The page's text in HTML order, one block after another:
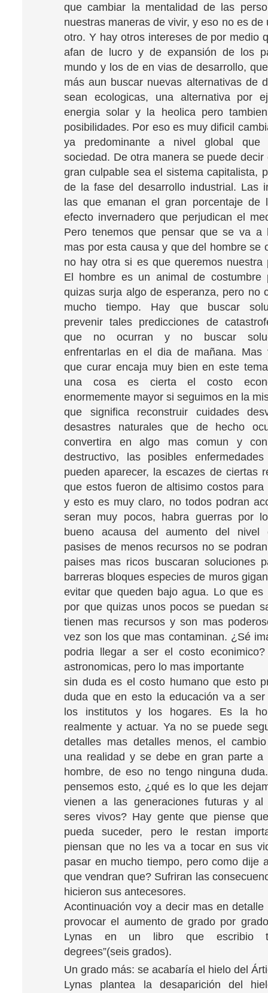
que cambiar la mentalidad de las
nuestras maneras de vivir, y eso no es de
otro. Y hay otros intereses de por medio
afan de lucro y de expansión de los
mundo y los de en vias de desarrollo,
más aun buscar nuevas alternativas de
sean ecologicas, una alternativa por
energia solar y la heolica pero
posibilidades. Por eso es muy dificil
ya predominante a nivel global que
sociedad. De otra manera se puede decir
gran culpable sea el sistema capitalista,
de la fase del desarrollo industrial. Las
las que emanan el gran porcentaje de
efecto invernadero que perjudican el
Pero tenemos que pensar que se va a
mas por esta causa y que del hombre se
no hay otra si es que queremos nuestra
El hombre es un animal de costumbre
quizas surja algo de esperanza, pero no
mucho tiempo. Hay que buscar
prevenir tales predicciones de
que no ocurran y no buscar
enfrentarlas en el dia de mañana. Mas
que curar encaja muy bien en este
una cosa es cierta el costo
enormemente mayor si seguimos en la
que significa reconstruir cuidades
desastres naturales que de hecho
convertira en algo mas comun y
destructivo, las posibles
pueden aparecer, la escazes de ciertas
que estos fueron de altisimo costos para
y esto es muy claro, no todos podran
seran muy pocos, habra guerras por
bueno acausa del aumento del nivel
pasises de menos recursos no se
paises mas ricos buscaran soluciones
barreras bloques especies de muros
evitar que queden bajo agua. Lo que es
por que quizas unos pocos se puedan
tienen mas recursos y son mas
vez son los que mas contaminan. ¿Sé
podria llegar a ser el costo
astronomicas, pero lo mas importante
sin duda es el costo humano que esto
duda que en esto la educación va a ser
los institutos y los hogares. Es la
realmente y actuar. Ya no se puede
detalles mas detalles menos, el
una realidad y se debe en gran parte a
hombre, de eso no tengo ninguna
pensemos esto, ¿qué es lo que les
vienen a las generaciones futuras y
seres vivos? Hay gente que piense
pueda suceder, pero le restan
piensan que no les va a tocar en sus
pasar en mucho tiempo, pero como dije
que vendran que? Sufriran las
hicieron sus antecesores.
Acontinuación voy a decir mas en
provocar el aumento de grado por
Lynas en un libro que escribio
degrees”(seis grados).
Un grado más: se acabaría el hielo del
Lynas plantea la desaparición del